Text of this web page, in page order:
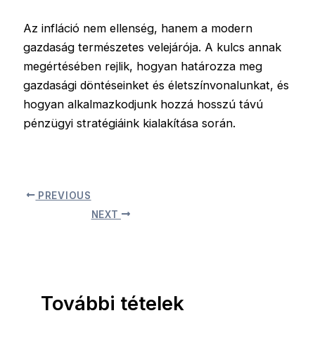
Az infláció nem ellenség, hanem a modern
gazdaság természetes velejárója. A kulcs annak
megértésében rejlik, hogyan határozza meg
gazdasági döntéseinket és életszínvonalunkat, és
hogyan alkalmazkodjunk hozzá hosszú távú
pénzügyi stratégiáink kialakítása során.
PREVIOUS
NEXT
További tételek